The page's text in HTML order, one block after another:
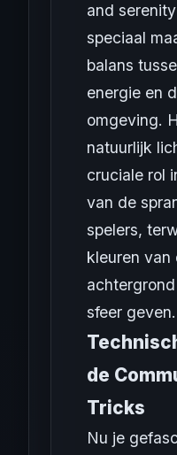
and
speciaal
balans
energie en
omgeving.
natuurlijk
cruciale rol
van de
spelers,
kleuren van
sfeer geven.
de
Tricks
Nu je